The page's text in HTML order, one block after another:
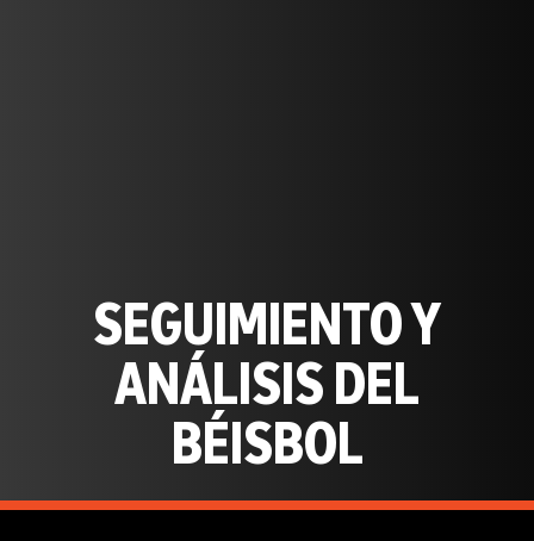
SEGUIMIENTO Y
ANÁLISIS DEL
BÉISBOL